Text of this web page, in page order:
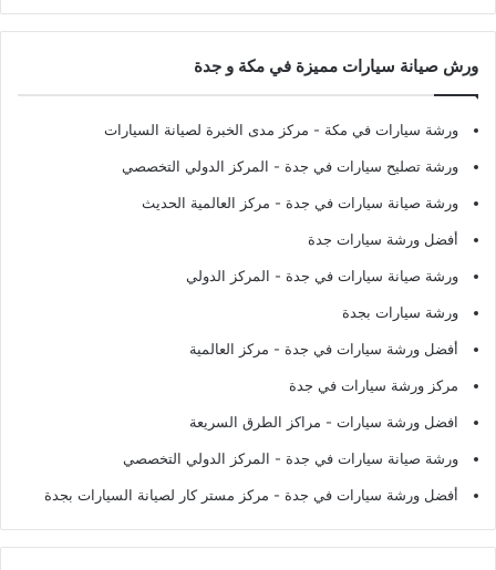
ورش صيانة سيارات مميزة في مكة و جدة
ورشة سيارات في مكة - مركز مدى الخبرة لصيانة السيارات
ورشة تصليح سيارات في جدة - المركز الدولي التخصصي
ورشة صيانة سيارات في جدة - مركز العالمية الحديث
أفضل ورشة سيارات جدة
ورشة صيانة سيارات في جدة - المركز الدولي
ورشة سيارات بجدة
أفضل ورشة سيارات في جدة - مركز العالمية
مركز ورشة سيارات في جدة
افضل ورشة سيارات - مراكز الطرق السريعة
ورشة صيانة سيارات في جدة - المركز الدولي التخصصي
أفضل ورشة سيارات في جدة - مركز مستر كار لصيانة السيارات بجدة